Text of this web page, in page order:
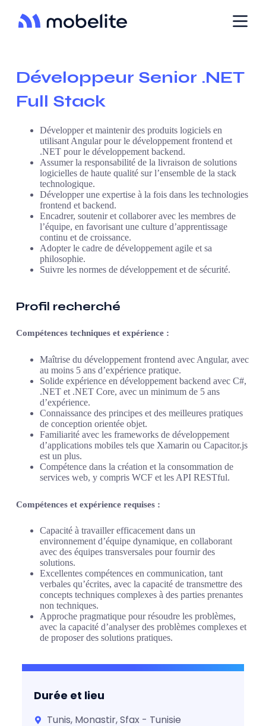
Développeur Senior .NET
Full Stack
Développer et maintenir des produits logiciels en
utilisant Angular pour le développement frontend et
.NET pour le développement backend.
Assumer la responsabilité de la livraison de solutions
logicielles de haute qualité sur l’ensemble de la stack
technologique.
Développer une expertise à la fois dans les technologies
frontend et backend.
Encadrer, soutenir et collaborer avec les membres de
l’équipe, en favorisant une culture d’apprentissage
continu et de croissance.
Adopter le cadre de développement agile et sa
philosophie.
Suivre les normes de développement et de sécurité.
Profil recherché​
Compétences techniques et expérience :
Maîtrise du développement frontend avec Angular, avec
au moins 5 ans d’expérience pratique.
Solide expérience en développement backend avec C#,
.NET et .NET Core, avec un minimum de 5 ans
d’expérience.
Connaissance des principes et des meilleures pratiques
de conception orientée objet.
Familiarité avec les frameworks de développement
d’applications mobiles tels que Xamarin ou Capacitor.js
est un plus.
Compétence dans la création et la consommation de
services web, y compris WCF et les API RESTful.
Compétences et expérience requises :
Capacité à travailler efficacement dans un
environnement d’équipe dynamique, en collaborant
avec des équipes transversales pour fournir des
solutions.
Excellentes compétences en communication, tant
verbales qu’écrites, avec la capacité de transmettre des
concepts techniques complexes à des parties prenantes
non techniques.
Approche pragmatique pour résoudre les problèmes,
avec la capacité d’analyser des problèmes complexes et
de proposer des solutions pratiques.
Durée et lieu
Tunis, Monastir, Sfax - Tunisie